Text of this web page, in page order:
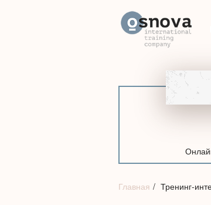
Главная Тренинг-